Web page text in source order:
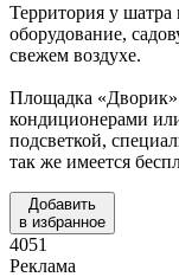
Территория у шатра
оборудование,
свежем воздухе.
Площадка «Дворик»
кондиционерами
подсветкой,
так же имеется
Добавить
в избранное
4051
Реклама